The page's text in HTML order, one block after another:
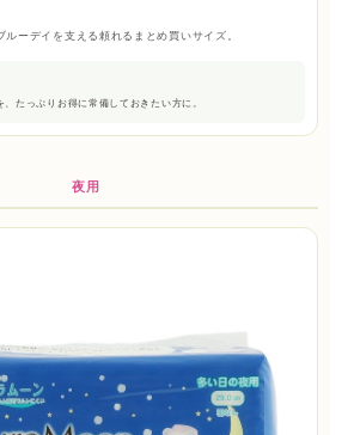
ルーデイを支える頼れるまとめ買いサイズ。
たっぷりお得に常備しておきたい方に。
夜用